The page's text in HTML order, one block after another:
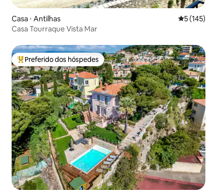
Casa ⋅ Antilhas 5 de uma
5 (145)
Casa Tourraque Vista Mar
Entre os melhores preferidos dos hóspedes
Preferido dos hóspedes